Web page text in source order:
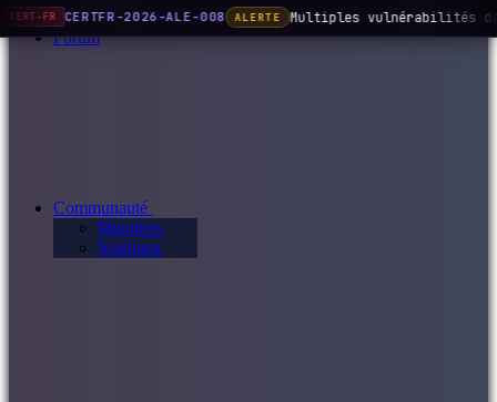
Forum
Communauté
Membres
Journaux
CERT-FR CERTFR-2026-ALE-008 ALERTE Multiples vulnérabilités